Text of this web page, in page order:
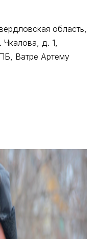
область,
д. 1,
Ватре Артему